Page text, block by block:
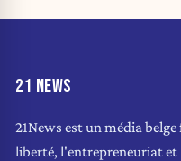
21 NEWS
21News est un média
liberté, l'entrepreneuriat